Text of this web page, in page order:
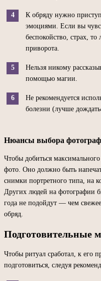
К обряду нужно
эмоциями. Если вы
беспокойство, страх,
приворота.
Нельзя никому
помощью магии.
Не рекомендуется
болезни (лучше
Нюансы выбора
Чтобы добиться
фото. Оно должно быть
снимки портретного типа, на
Других людей на фотографии
года не подойдут — чем
обряд.
Подготовительные
Чтобы ритуал сработал, к его
подготовиться, следуя